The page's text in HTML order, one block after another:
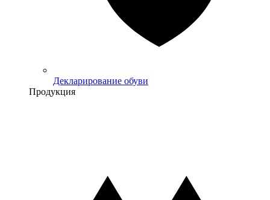
Декларирование обуви
Продукция